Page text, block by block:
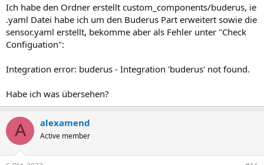
Ich habe den Ordner erstellt custom_components/buderus, ie
.yaml Datei habe ich um den Buderus Part erweitert sowie die
sensor.yaml erstellt, bekomme aber als Fehler unter "Check
Configuation":
Integration error: buderus - Integration 'buderus' not found.
Habe ich was übersehen?
A alexamend
Active member